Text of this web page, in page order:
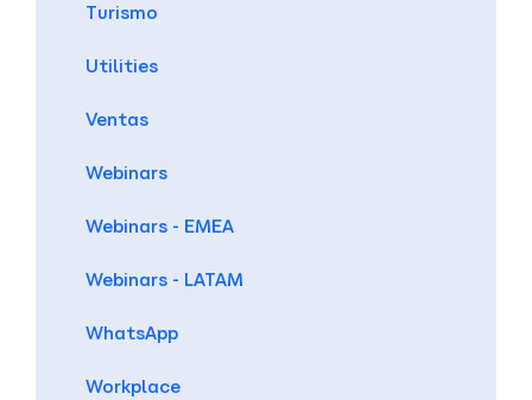
Turismo
Utilities
Ventas
Webinars
Webinars - EMEA
Webinars - LATAM
WhatsApp
Workplace